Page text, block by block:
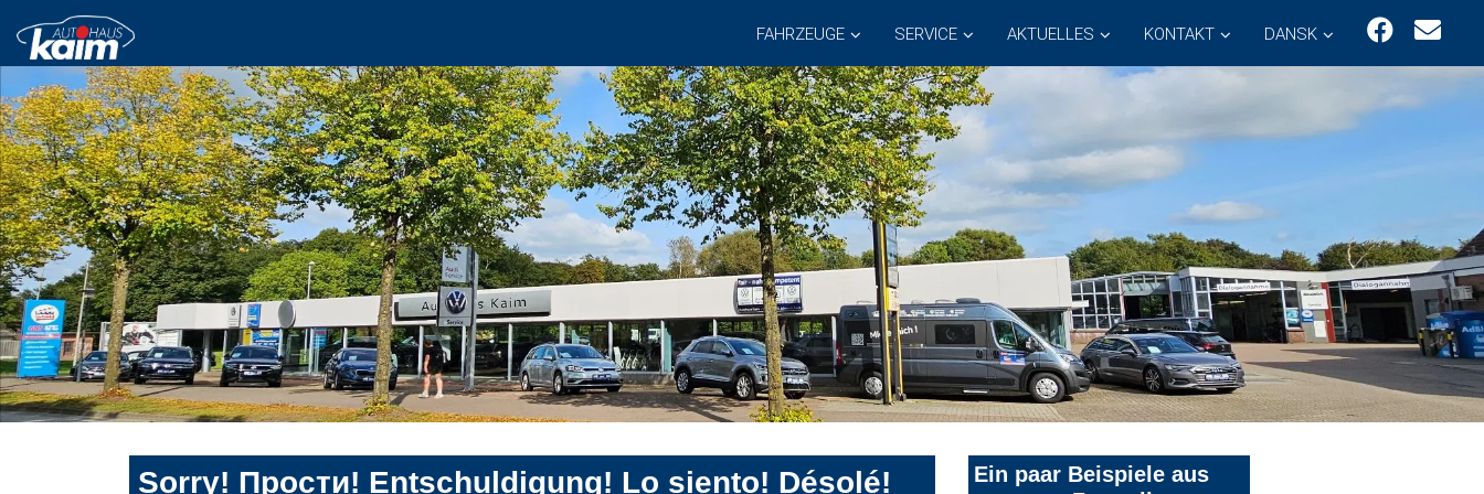
FAHRZEUGE SERVICE AKTUELLES KONTAKT DANSK
Sorry! Прости! Entschuldigung! Lo siento! Désolé!
Ein paar Beispiele aus